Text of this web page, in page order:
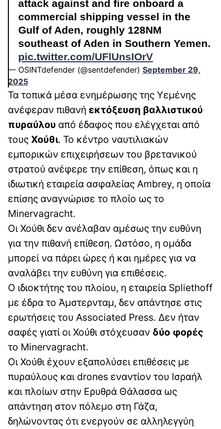
attack against and fire onboard a
commercial shipping vessel in the
Gulf of Aden, roughly 128NM
southeast of Aden in Southern Yemen.
pic.twitter.com/UFlUnsIOrV
— OSINTdefender (@sentdefender) September 29,
2025
Τα τοπικά μέσα ενημέρωσης της Υεμένης
ανέφεραν πιθανή εκτόξευση βαλλιστικού
πυραύλου από έδαφος που ελέγχεται από
τους Χούθι. Το κέντρο ναυτιλιακών
εμπορικών επιχειρήσεων του βρετανικού
στρατού ανέφερε την επίθεση, όπως και η
ιδιωτική εταιρεία ασφαλείας Ambrey, η οποία
επίσης αναγνώρισε το πλοίο ως το
Minervagracht.
Οι Χούθι δεν ανέλαβαν αμέσως την ευθύνη
για την πιθανή επίθεση. Ωστόσο, η ομάδα
μπορεί να πάρει ώρες ή και ημέρες για να
αναλάβει την ευθύνη για επιθέσεις.
Ο ιδιοκτήτης του πλοίου, η εταιρεία Spliethoff
με έδρα το Άμστερνταμ, δεν απάντησε στις
ερωτήσεις του Associated Press. Δεν ήταν
σαφές γιατί οι Χούθι στόχευσαν δύο φορές
το Minervagracht.
Οι Χούθι έχουν εξαπολύσει επιθέσεις με
πυραύλους και drones εναντίον του Ισραήλ
και πλοίων στην Ερυθρά Θάλασσα ως
απάντηση στον πόλεμο στη Γάζα,
δηλώνοντας ότι ενεργούν σε αλληλεγγύη